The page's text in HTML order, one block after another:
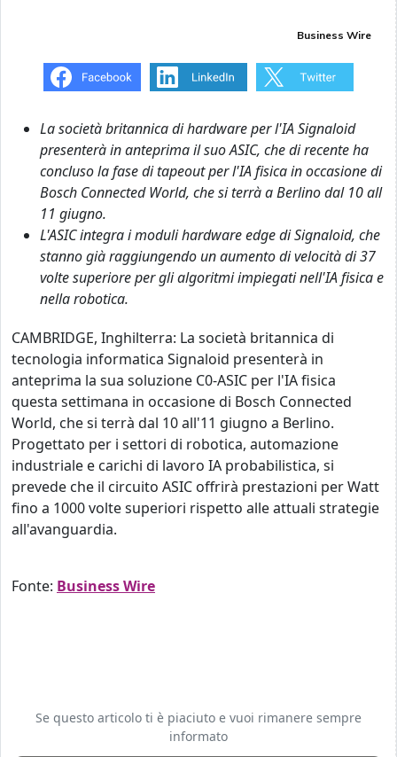
Business Wire
La società britannica di hardware per l'IA Signaloid
presenterà in anteprima il suo ASIC, che di recente ha
concluso la fase di tapeout per l'IA fisica in occasione di
Bosch Connected World, che si terrà a Berlino dal 10 all
11 giugno.
L'ASIC integra i moduli hardware edge di Signaloid, che
stanno già raggiungendo un aumento di velocità di 37
volte superiore per gli algoritmi impiegati nell'IA fisica e
nella robotica.
CAMBRIDGE, Inghilterra: La società britannica di
tecnologia informatica Signaloid presenterà in
anteprima la sua soluzione C0-ASIC per l'IA fisica
questa settimana in occasione di Bosch Connected
World, che si terrà dal 10 all'11 giugno a Berlino.
Progettato per i settori di robotica, automazione
industriale e carichi di lavoro IA probabilistica, si
prevede che il circuito ASIC offrirà prestazioni per Watt
fino a 1000 volte superiori rispetto alle attuali strategie
all'avanguardia.
Fonte: Business Wire
Se questo articolo ti è piaciuto e vuoi rimanere sempre
informato